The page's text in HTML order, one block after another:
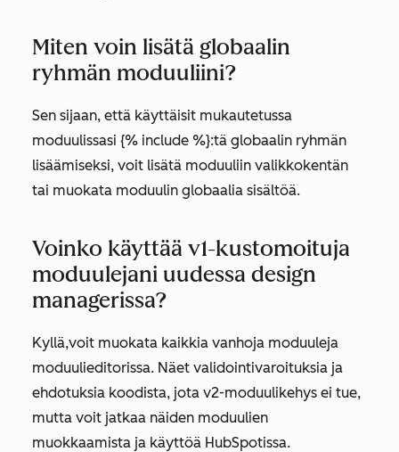
Miten voin lisätä globaalin
ryhmän moduuliini?
Sen sijaan, että käyttäisit mukautetussa
moduulissasi {% include %}:tä globaalin ryhmän
lisäämiseksi, voit lisätä moduuliin valikkokentän
tai muokata moduulin globaalia sisältöä.
Voinko käyttää v1-kustomoituja
moduulejani uudessa design
managerissa?
Kyllä,voit muokata kaikkia vanhoja moduuleja
moduulieditorissa. Näet validointivaroituksia ja
ehdotuksia koodista, jota v2-moduulikehys ei tue,
mutta voit jatkaa näiden moduulien
muokkaamista ja käyttöä HubSpotissa.